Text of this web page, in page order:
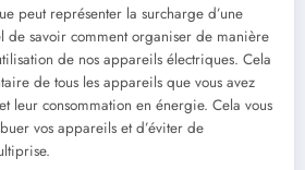
peut représenter la surcharge d’une
de savoir comment organiser de manière
de nos appareils électriques. Cela
de tous les appareils que vous avez
leur consommation en énergie. Cela vous
vos appareils et d’éviter de